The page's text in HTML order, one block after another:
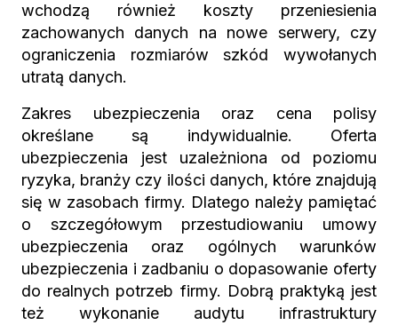
wchodzą również koszty przeniesienia
zachowanych danych na nowe serwery, czy
ograniczenia rozmiarów szkód wywołanych
utratą danych.
Zakres ubezpieczenia oraz cena polisy
określane są indywidualnie. Oferta
ubezpieczenia jest uzależniona od poziomu
ryzyka, branży czy ilości danych, które znajdują
się w zasobach firmy. Dlatego należy pamiętać
o szczegółowym przestudiowaniu umowy
ubezpieczenia oraz ogólnych warunków
ubezpieczenia i zadbaniu o dopasowanie oferty
do realnych potrzeb firmy. Dobrą praktyką jest
też wykonanie audytu infrastruktury